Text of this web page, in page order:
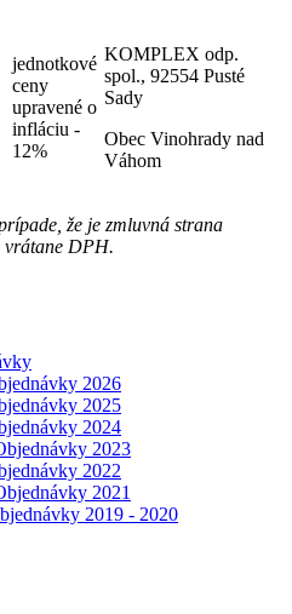
jednotkové
ceny
upravené o
infláciu -
12%
KOMPLEX odp.
spol., 92554 Pusté
Sady
Obec Vinohrady nad
Váhom
že je zmluvná strana
vrátane DPH.
2026
2025
2024
2023
2022
2021
2019 - 2020